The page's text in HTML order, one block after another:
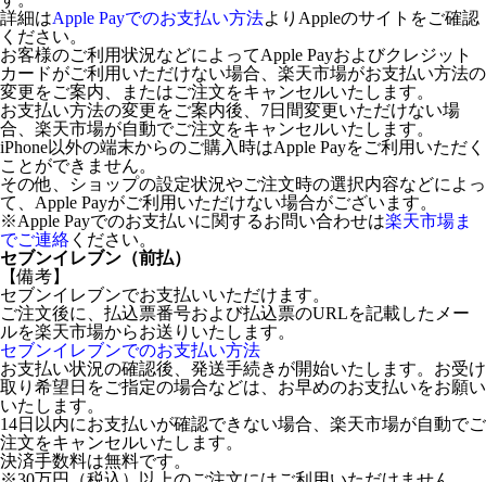
詳細はApple Payでのお支払い方法よりAppleのサイトをご確認
ください。
お客様のご利用状況などによってApple Payおよびクレジット
カードがご利用いただけない場合、楽天市場がお支払い方法の
変更をご案内、またはご注文をキャンセルいたします。
お支払い方法の変更をご案内後、7日間変更いただけない場
合、楽天市場が自動でご注文をキャンセルいたします。
iPhone以外の端末からのご購入時はApple Payをご利用いただく
ことができません。
その他、ショップの設定状況やご注文時の選択内容などによっ
て、Apple Payがご利用いただけない場合がございます。
※Apple Payでのお支払いに関するお問い合わせは楽天市場ま
でご連絡 ください。
セブンイレブン（前払）
【備考】
セブンイレブンでお支払いいただけます。
ご注文後に、払込票番号および払込票のURLを記載したメー
ルを楽天市場からお送りいたします。
セブンイレブンでのお支払い方法
お支払い状況の確認後、発送手続きが開始いたします。お受け
取り希望日をご指定の場合などは、お早めのお支払いをお願い
いたします。
14日以内にお支払いが確認できない場合、楽天市場が自動でご
注文をキャンセルいたします。
決済手数料は無料です。